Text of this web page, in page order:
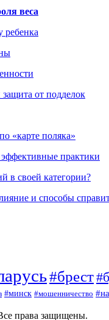
веса
ребенка
от подделок
«карте поляка»
практики
в своей категории?
и способы
#брест
#минск #мошенничество
права защищены.